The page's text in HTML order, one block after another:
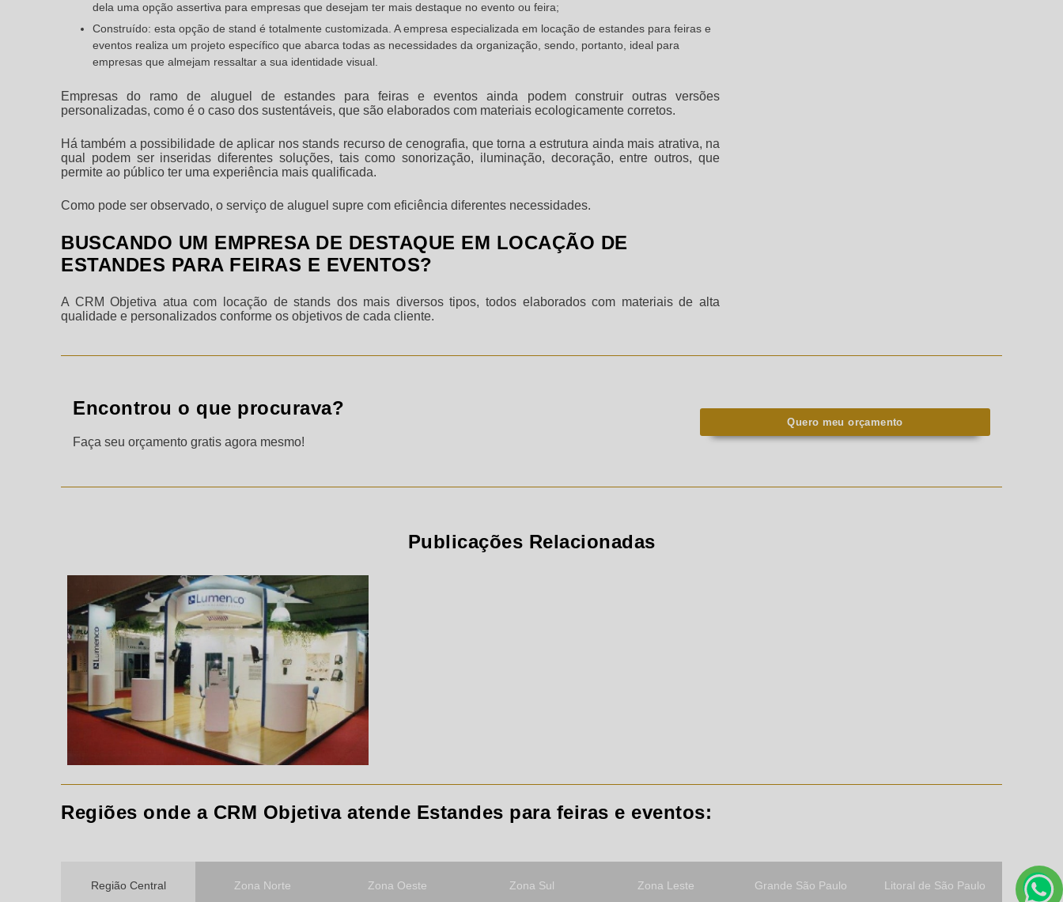
dela uma opção assertiva para empresas que desejam ter mais destaque no evento ou feira;
Construído: esta opção de stand é totalmente customizada. A empresa especializada em locação de estandes para feiras e
eventos realiza um projeto específico que abarca todas as necessidades da organização, sendo, portanto, ideal para
empresas que almejam ressaltar a sua identidade visual.
Empresas do ramo de aluguel de estandes para feiras e eventos ainda podem construir outras versões
personalizadas, como é o caso dos sustentáveis, que são elaborados com materiais ecologicamente corretos.
Há também a possibilidade de aplicar nos stands recurso de cenografia, que torna a estrutura ainda mais atrativa, na
qual podem ser inseridas diferentes soluções, tais como sonorização, iluminação, decoração, entre outros, que
permite ao público ter uma experiência mais qualificada.
Como pode ser observado, o serviço de aluguel supre com eficiência diferentes necessidades.
BUSCANDO UM EMPRESA DE DESTAQUE EM LOCAÇÃO DE
ESTANDES PARA FEIRAS E EVENTOS?
A CRM Objetiva atua com locação de stands dos mais diversos tipos, todos elaborados com materiais de alta
qualidade e personalizados conforme os objetivos de cada cliente.
Encontrou o que procurava?
Faça seu orçamento gratis agora mesmo!
Quero meu orçamento
Publicações Relacionadas
Regiões onde a CRM Objetiva atende Estandes para feiras e eventos:
Região Central Zona Norte Zona Oeste Zona Sul Zona Leste Grande São Paulo Litoral de São Paulo